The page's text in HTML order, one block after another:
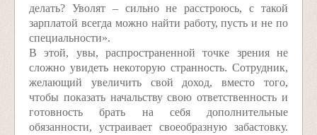
делать? Уволят – сильно не расстроюсь, с такой
зарплатой всегда можно найти работу, пусть и не по
специальности».
В этой, увы, распространенной точке зрения не
сложно увидеть некоторую странность. Сотрудник,
желающий увеличить свой доход, вместо того,
чтобы показать начальству свою ответственность и
готовность брать на себя дополнительные
обязанности, устраивает своеобразную забастовку.